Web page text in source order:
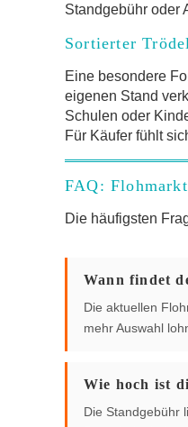
Standgebühr oder
Sortierter
Eine besondere
eigenen Stand
Schulen oder
Für Käufer fühlt
FAQ:
Die häufigsten
Wann findet
Die aktuellen
mehr Auswahl
Wie hoch ist
Die Standgebühr